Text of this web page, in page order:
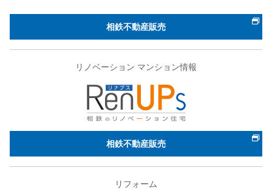
相鉄不動産販売
リノベーション マンション情報
相鉄不動産販売
リフォーム